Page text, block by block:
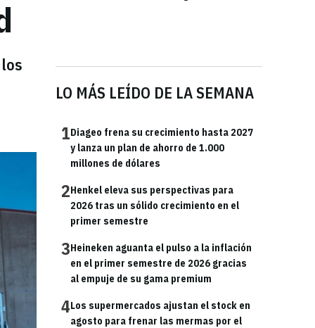
LO MÁS LEÍDO DE LA SEMANA
1Diageo frena su crecimiento hasta 2027
y lanza un plan de ahorro de 1.000
millones de dólares
2Henkel eleva sus perspectivas para
2026 tras un sólido crecimiento en el
primer semestre
3Heineken aguanta el pulso a la inflación
en el primer semestre de 2026 gracias
al empuje de su gama premium
4Los supermercados ajustan el stock en
agosto para frenar las mermas por el